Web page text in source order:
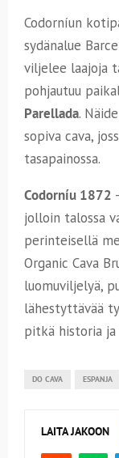
Codorníun
sydänalue
viljelee laajoja
pohjautuu
Parellada.
sopiva cava,
tasapainossa.
Codorníu 1872
jolloin talossa
perinteisellä
Organic Cava
luomuviljelyä,
lähestyttävää
pitkä historia
DO CAVA ESPANJA
LAITA JAKOON